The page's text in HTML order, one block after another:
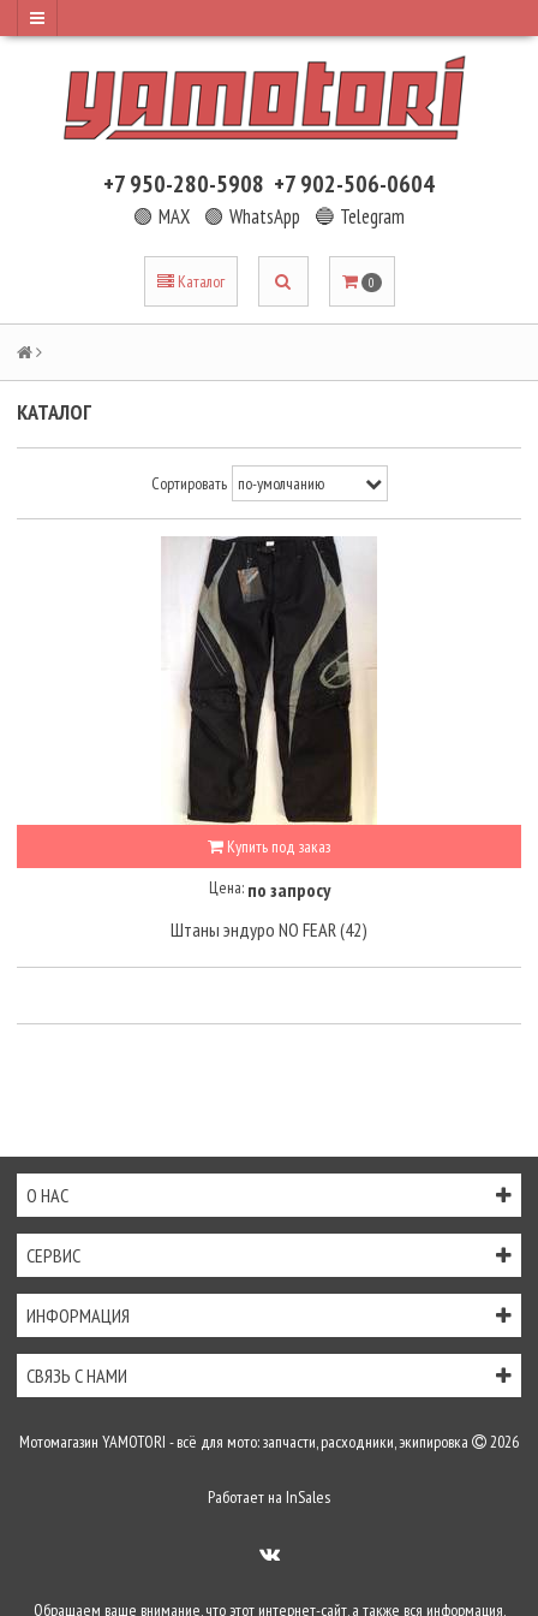
+7 950-280-5908 +7 902-506-0604
🟢 MAX 🟢 WhatsApp 🔵 Telegram
Каталог 0
КАТАЛОГ
Сортировать
Купить под заказ
Цена: по запросу
Штаны эндуро NO FEAR (42)
О НАС
СЕРВИС
ИНФОРМАЦИЯ
СВЯЗЬ С НАМИ
Мотомагазин YAMOTORI - всё для мото: запчасти, расходники, экипировка 2026
Работает на InSales
Обращаем ваше внимание, что этот интернет-сайт, а также вся информация,